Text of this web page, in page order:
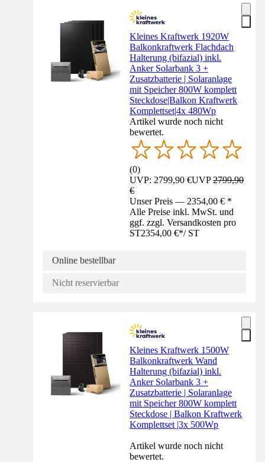
Kleines Kraftwerk 1920W
Balkonkraftwerk Flachdach
Halterung (bifazial) inkl.
Anker Solarbank 3 +
Zusatzbatterie | Solaranlage
mit Speicher 800W komplett
Steckdose|Balkon Kraftwerk
Komplettset|4x 480Wp
Artikel wurde noch nicht
bewertet.
(0)
UVP: 2799,90 €UVP2799,90
€
Unser Preis — 2354,00 € *
Alle Preise inkl. MwSt. und
ggf. zzgl. Versandkosten pro
ST2354,00 €*/ ST
Online bestellbar
Nicht reservierbar
Kleines Kraftwerk 1500W
Balkonkraftwerk Wand
Halterung (bifazial) inkl.
Anker Solarbank 3 +
Zusatzbatterie | Solaranlage
mit Speicher 800W komplett
Steckdose | Balkon Kraftwerk
Komplettset |3x 500Wp
Artikel wurde noch nicht
bewertet.